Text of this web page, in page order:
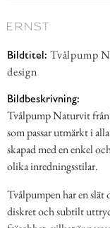
Bildtitel: Tvålpump
design
Bildbeskrivning:
Tvålpump Naturvit
som passar utmärkt i
skapad med en enkel
olika inredningsstilar.
Tvålpumpen har en slät
diskret och subtilt